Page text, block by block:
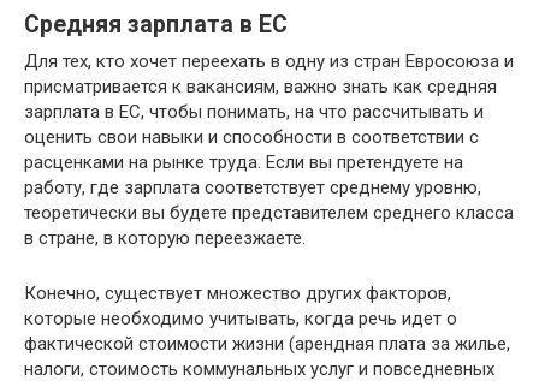
Средняя зарплата в ЕС
Для тех, кто хочет переехать в одну из стран Евросоюза и
присматривается к вакансиям, важно знать как средняя
зарплата в ЕС, чтобы понимать, на что рассчитывать и
оценить свои навыки и способности в соответствии с
расценками на рынке труда. Если вы претендуете на
работу, где зарплата соответствует среднему уровню,
теоретически вы будете представителем среднего класса
в стране, в которую переезжаете.
Конечно, существует множество других факторов,
которые необходимо учитывать, когда речь идет о
фактической стоимости жизни (арендная плата за жилье,
налоги, стоимость коммунальных услуг и повседневных